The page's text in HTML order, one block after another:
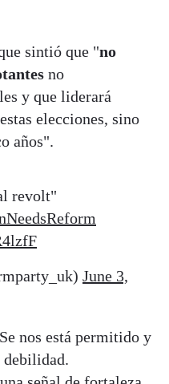
sintió que "no
no
y que liderará
elecciones, sino
años".
revolt"
June 3,
nos está permitido y
debilidad.